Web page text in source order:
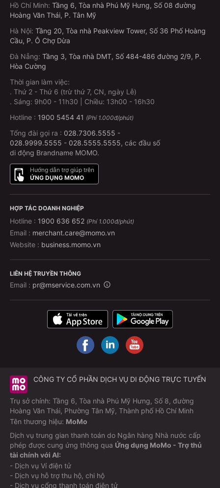
Hồ Chí Minh: Tầng 6, Tòa nhà Phú Mỹ Hưng, Số 08 đường
Hoàng Văn Thái, P. Tân Mỹ
Hà Nội: Tầng 20, Tòa nhà Peakview Tower, Số 36 Phố Hoàng
Cầu, P. Ô Chợ Dừa
Đà Nẵng: Tầng 3, Tòa nhà DMT, Số 484-486 đường 2/9, P.
Hòa Cường
Thời gian làm việc:
. Thứ 2 - Thứ 6 (trừ thứ 7, CN, ngày Lễ)
. Sáng: 9h00 - 11h30 | Chiều: 13h00 - 16h30
Hotline : 1900 5454 41 (Phí 1.000đ/phút)
Tổng đài gọi ra : 028.7306.5555 -
028.9999.5555 - 028.5555.5555, các đầu số
di động Brandname MOMO.
Hướng dẫn trợ giúp trên
ỨNG DỤNG MOMO
HỢP TÁC DOANH NGHIỆP
Hotline : 1900 636 652 (Phí 1.000đ/phút)
Email : merchant.care@momo.vn
Website : business.momo.vn
LIÊN HỆ TRUYỀN THÔNG
Email : pr@mservice.com.vn
CÔNG TY CỔ PHẦN DỊCH VỤ DI ĐỘNG TRỰC TUYẾN
Trụ sở chính: Tầng 6, Tòa nhà Phú Mỹ Hưng, Số 8, đường
Hoàng Văn Thái, Phường Tân Mỹ, Thành phố Hồ Chí Minh
Tên thương hiệu: MoMo
Dịch vụ trung gian thanh toán do Ngân hàng Nhà nước cấp
phép được cung ứng thông qua Ứng dụng MoMo - Trợ thủ
tài chính với AI:
- Dịch vụ Ví điện tử
- Dịch vụ hỗ trợ thu hộ, chi hộ
- Dịch vụ cổng thanh toán điện tử